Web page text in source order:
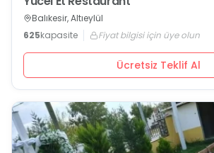
Balıkesir, Altıeylül
625kapasite Fiyat bilgisi için üye olun
Ücretsiz Teklif Al